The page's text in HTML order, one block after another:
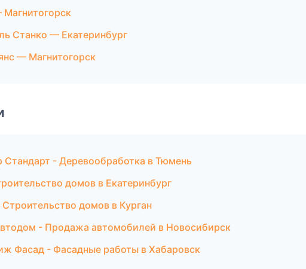
Станко — Екатеринбург
— Магнитогорск
Стандарт - Деревообработка в Тюмень
домов в Екатеринбург
домов в Курган
- Продажа автомобилей в Новосибирск
Фасад - Фасадные работы в Хабаровск